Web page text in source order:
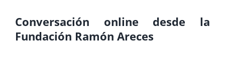
Conversación online desde la
Fundación Ramón Areces